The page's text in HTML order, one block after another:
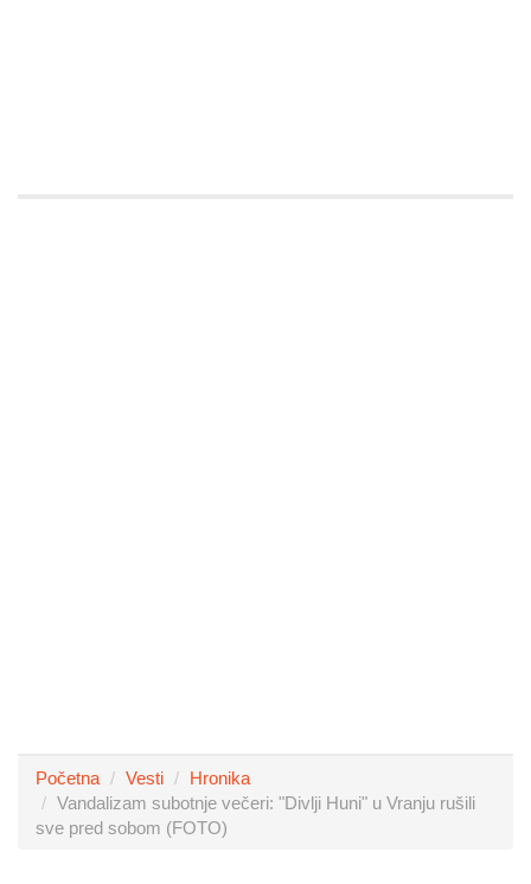
Početna Vesti
Hronika
Vandalizam subotnje večeri: "Divlji Huni" u Vranju rušili
sve pred sobom (FOTO)